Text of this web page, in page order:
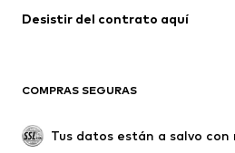
Desistir del contrato aquí
COMPRAS SEGURAS
Tus datos están a salvo con